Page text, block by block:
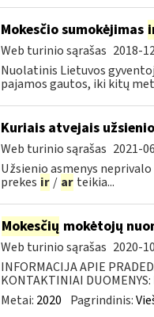
Mokesčio sumokėjimas
Web turinio sąrašas 2018-
Nuolatinis Lietuvos
pajamos gautos, iki kitų
Kuriais atvejais
Web turinio sąrašas 2021-
Užsienio asmenys
prekes ir / ar teikia...
Mokesčių mokėtojų
Web turinio sąrašas 2020-
INFORMACIJA APIE
KONTAKTINIAI
Metai: 2020 Pagrindinis: